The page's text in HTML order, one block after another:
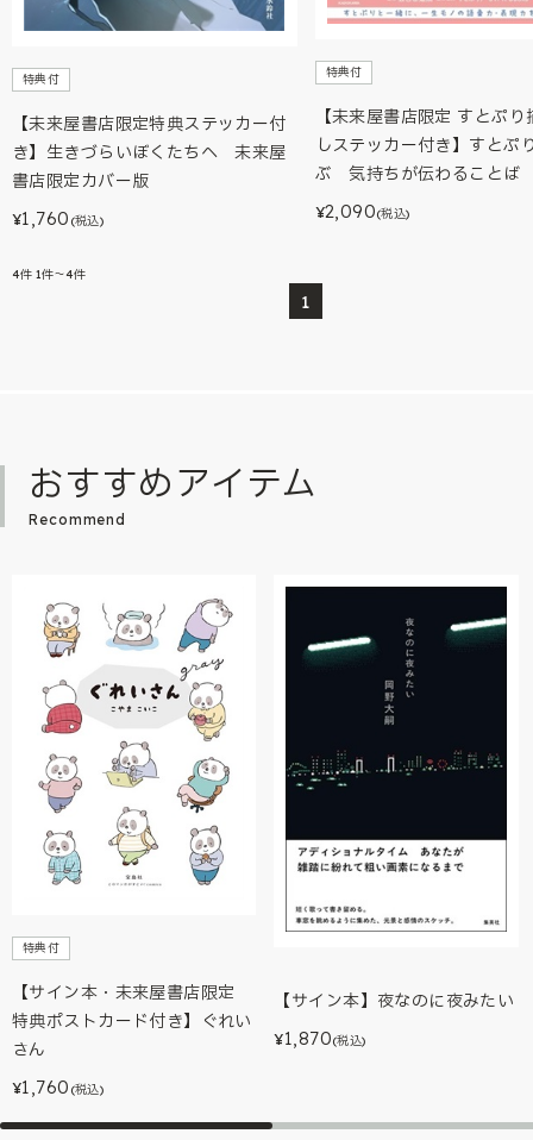
特典付
【未来屋書店限定特典ステッカー付
き】生きづらいぼくたちへ 未来屋
書店限定カバー版
¥1,760 (税込)
特典付
【未来屋書店限定 すとぷ
しステッカー付き】すとぷ
ぶ 気持ちが伝わることば
¥2,090(税込)
4件 1件～4件
1
おすすめアイテム
Recommend
特典付
【サイン本・未来屋書店限定
特典ポストカード付き】ぐれい
さん
¥1,760 (税込)
【サイン本】夜なのに夜みたい
¥1,870(税込)